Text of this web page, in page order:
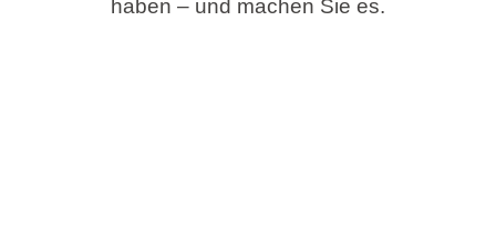
haben – und machen Sie es.